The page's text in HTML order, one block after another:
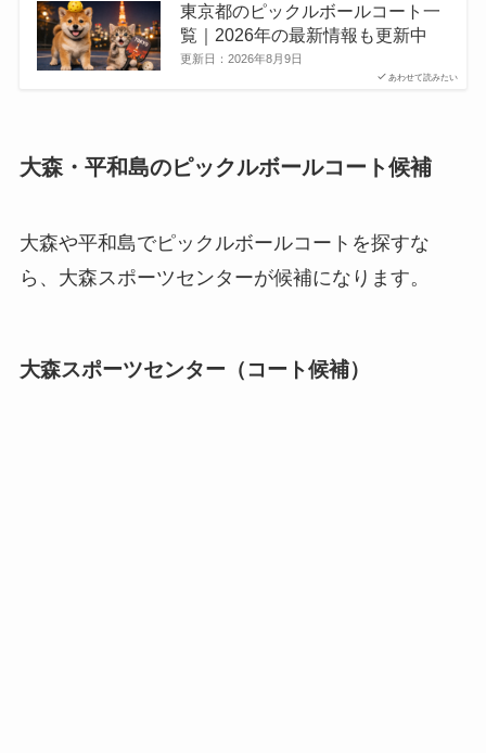
あわせて読みたい
東京都のピックルボールコート一
覧｜2026年の最新情報も更新中
更新日： 2026年8月9日
大森・平和島のピックルボールコート候補
大森や平和島でピックルボールコートを探すな
ら、大森スポーツセンターが候補になります。
大森スポーツセンター（コート候補）